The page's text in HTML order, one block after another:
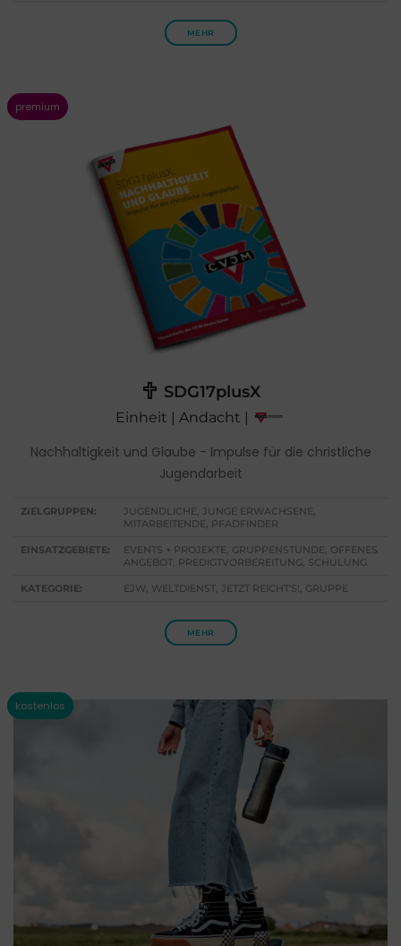
MEHR
SDG17plusX
Einheit | Andacht |
Nachhaltigkeit und Glaube - Impulse für die christliche
Jugendarbeit
ZIELGRUPPEN:
JUGENDLICHE, JUNGE ERWACHSENE,
MITARBEITENDE, PFADFINDER
EINSATZGEBIETE:
EVENTS + PROJEKTE, GRUPPENSTUNDE, OFFENES
ANGEBOT, PREDIGTVORBEREITUNG, SCHULUNG
KATEGORIE: EJW, WELTDIENST, JETZT REICHT'S!, GRUPPE
MEHR